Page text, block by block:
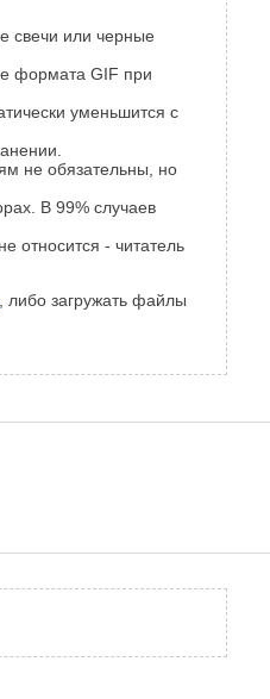
свечи или черные
формата GIF при
уменьшится с
не обязательны, но
В 99% случаев
относится - читатель
, либо загружать файлы